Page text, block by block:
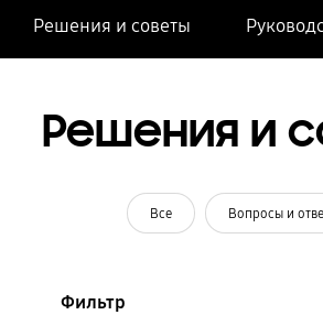
Решения и советы
Решения и
Все Вопросы и
Фильтр